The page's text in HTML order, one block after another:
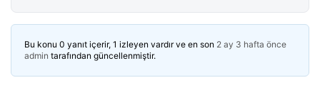
Bu konu 0 yanıt içerir, 1 izleyen vardır ve en son 2 ay 3 hafta önce
admin tarafından güncellenmiştir.